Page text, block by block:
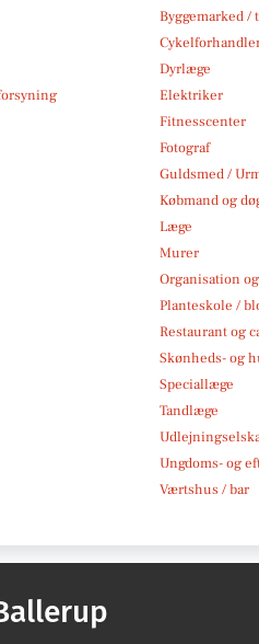
Byggemarked /
Dyrlæge
Elektriker
Fitnesscenter
Fotograf
Guldsmed /
Købmand og
Læge
Murer
Organisation
Planteskole /
Restaurant og
Skønheds- og
Speciallæge
Tandlæge
Ungdoms- og
Værtshus / bar